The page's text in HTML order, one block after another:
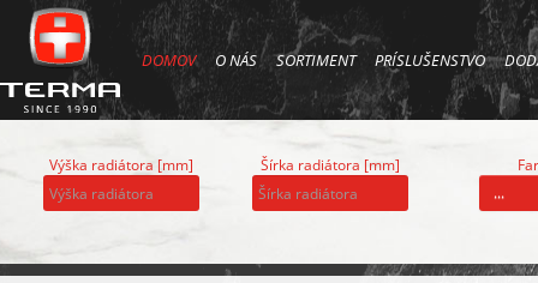
DOMOV O NÁS SORTIMENT PRÍSLUŠENSTVO
Výška radiátora [mm] Šírka radiátora [mm]
...